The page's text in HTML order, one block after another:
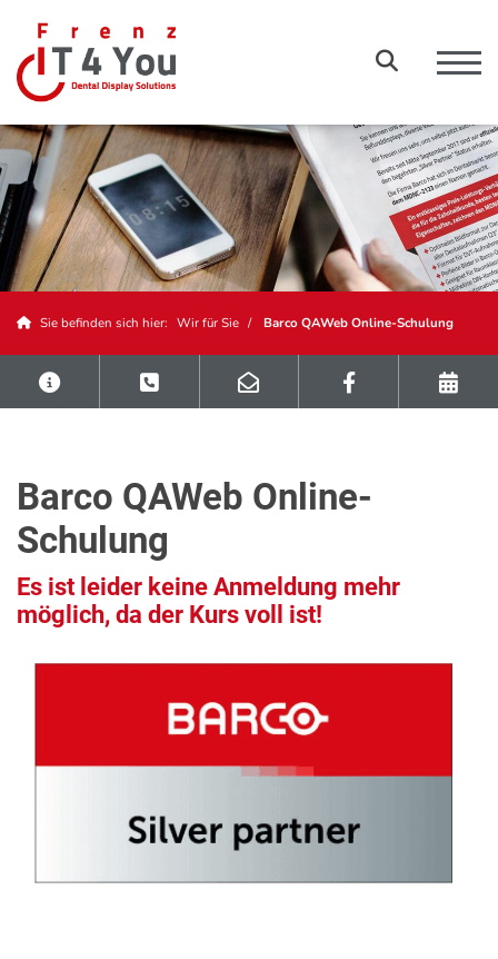
Sie befinden sich hier: Wir für Sie Barco QAWeb Online-Schulung
Barco QAWeb Online-
Schulung
Es ist leider keine Anmeldung mehr
möglich, da der Kurs voll ist!